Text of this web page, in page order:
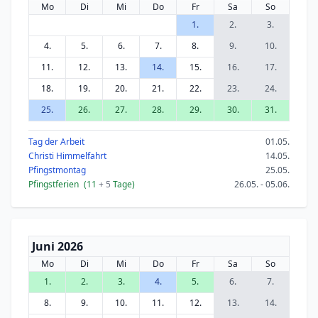
Mo Di Mi Do Fr Sa
So
1.
2.
3.
4.
5. 6. 7. 8. 9.
10.
11.
12. 13. 14. 15. 16.
17.
18.
19. 20. 21. 22. 23.
24.
25.
26. 27. 28. 29. 30. 31.
Tag der Arbeit
01.05.
Christi Himmelfahrt
14.05.
Pfingstmontag
25.05.
Pfingstferien (11 + 5 Tage) 26.05. - 05.06.
Juni 2026
Mo Di Mi Do Fr Sa
So
1.
2. 3. 4. 5. 6.
7.
8.
9. 10. 11. 12. 13. 14.